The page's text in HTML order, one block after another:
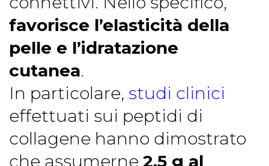
favorisce l’elasticità della
pelle e l’idratazione
cutanea.
In particolare, studi clinici
effettuati sui peptidi di
collagene hanno dimostrato
che assumerne 2,5 g al